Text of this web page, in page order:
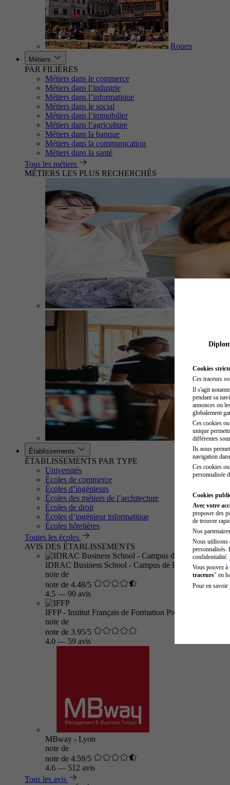
Rouen
Métiers
PAR FILIÈRES
Métiers dans le commerce
Métiers dans l’industrie
Métiers dans l’informatique
Métiers dans le social
Métiers dans l’immobilier
Métiers dans l’agriculture
Métiers dans la banque
Métiers dans la communication
Métiers dans la santé
Tous les métiers
MÉTIERS LES PLUS RECHERCHÉS
Établissements
ÉTABLISSEMENTS PAR TYPE
Universités
Écoles de commerce
Écoles d’ingénieurs
Écoles des métiers de l’architecture
Écoles de droit
Écoles d’ingénieur informatique
Écoles hôtelières
Toutes les écoles
AVIS DES ÉTABLISSEMENTS
IDRAC Business School - Campus de Paris
note de
note de 4.48/5
4.5 — 90 avis
IFFP - Institut Français de Formation Professionnelle
note de
note de 3.95/5
4.0 — 59 avis
MBway - Lyon
note de
note de 4.59/5
4.6 — 512 avis
Tous les avis
Cookies
Ces traceurs
Il s'agit
pendant sa
annonces ou
globalement
Ces cookies
unique
différentes
Ils nous
navigation
Ces cookies
personnalisée
Cookies
Avec votre
proposer des
de trouver
Nos
Nous utilisons
personnalisés.
confidentialité.
Vous pouvez
traceurs" en
Pour en